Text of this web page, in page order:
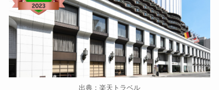
出典：楽天トラベル